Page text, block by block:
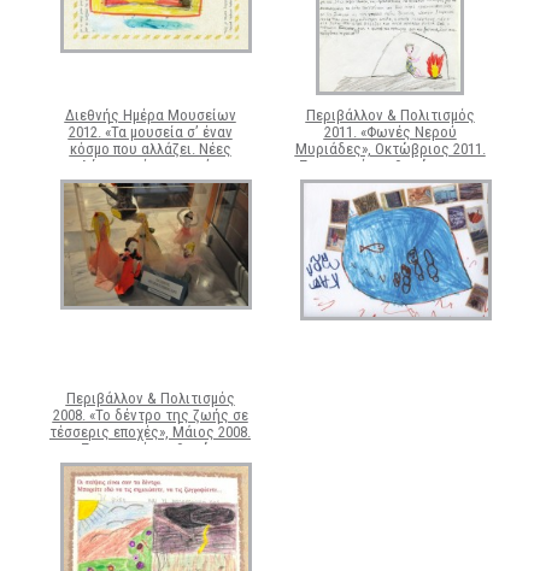
Διεθνής Ημέρα Μουσείων
2012. «Τα μουσεία σ’ έναν
κόσμο που αλλάζει. Νέες
προκλήσεις, νέες εμπνεύσεις»,
Μάιος 2012. Κατασκευές από
ανακυκλώσιμα υλικά στο
πλαίσιο της εικαστικής
μαθητικής έκθεσης «μη με
πετάς, δεν είμαι σκουπίδι»
Περιβάλλον & Πολιτισμός
2011. «Φωνές Νερού
Μυριάδες», Οκτώβριος 2011.
Ζωγραφιές μαθητών για τη
σημασία του νερού και τις
διάφορες χρήσεις του κατά
την αρχαιότητα.
Περιβάλλον & Πολιτισμός
2008. «Το δέντρο της ζωής σε
τέσσερις εποχές», Μάιος 2008.
Ζωγραφιές μαθητών